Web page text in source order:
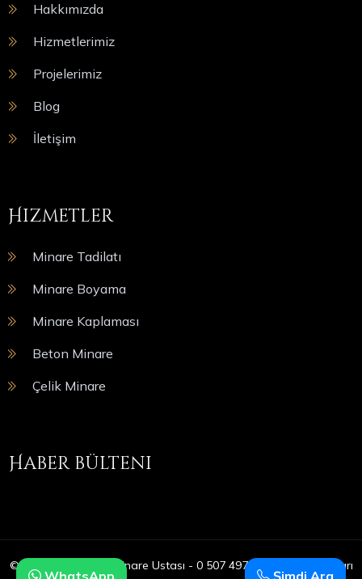
Hakkımızda
Hizmetlerimiz
Projelerimiz
Blog
İletişim
Hizmetler
Minare Tadilatı
Minare Boyama
Minare Kaplaması
Beton Minare
Çelik Minare
Haber bülteni
© Copyright 2025 | Minare Ustası - 0 507 497 05 09 | Tüm Hakları
Şimdi Ara
WhatsApp